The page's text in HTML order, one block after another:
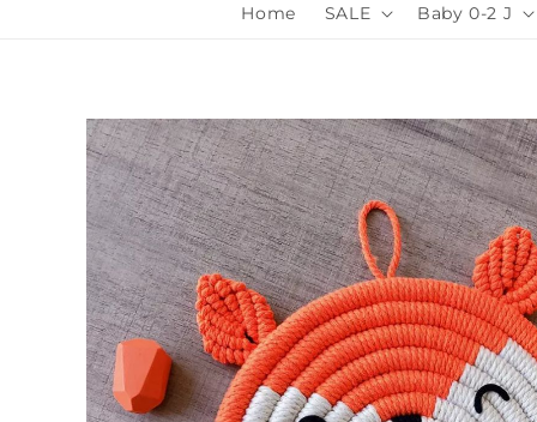
Home SALE Baby 0-2 J
Produktinformationen
springen